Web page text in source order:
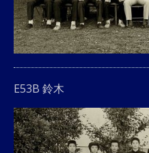
E53B 鈴木